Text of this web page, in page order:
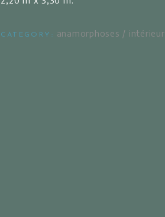
CATEGORY: anamorphoses / intérieur